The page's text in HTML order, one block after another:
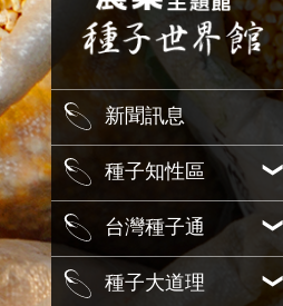
新聞訊息
種子知性區
台灣種子通
種子大道理